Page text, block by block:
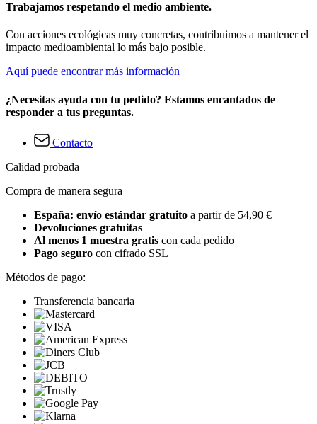
Trabajamos respetando el medio ambiente.
Con acciones ecológicas muy concretas, contribuimos a mantener el
impacto medioambiental lo más bajo posible.
Aquí puede encontrar más información
¿Necesitas ayuda con tu pedido? Estamos encantados de
responder a tus preguntas.
Contacto
Calidad probada
Compra de manera segura
España: envío estándar gratuito a partir de 54,90 €
Devoluciones gratuitas
Al menos 1 muestra gratis con cada pedido
Pago seguro con cifrado SSL
Métodos de pago:
Transferencia bancaria